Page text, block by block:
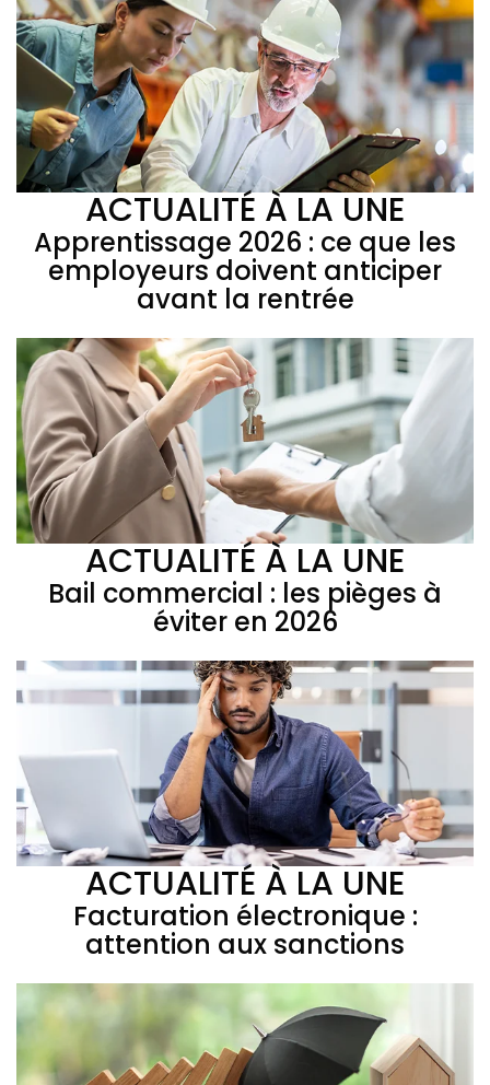
ACTUALITÉ À LA UNE
Apprentissage 2026 : ce que les
employeurs doivent anticiper
avant la rentrée
ACTUALITÉ À LA UNE
Bail commercial : les pièges à
éviter en 2026
ACTUALITÉ À LA UNE
Facturation électronique :
attention aux sanctions